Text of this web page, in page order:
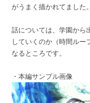
がうまく描かれてました
話については、学園から
していくのか（時間ルー
なるところです。
・本編サンプル画像